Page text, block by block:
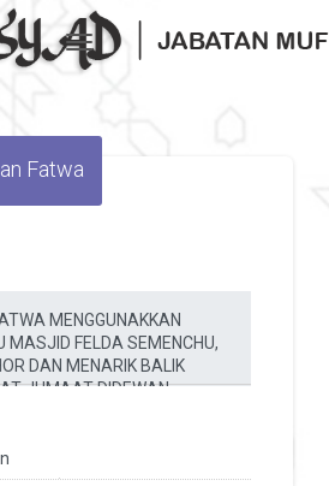
Toggle navigation
Fatwa